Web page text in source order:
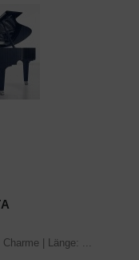
| Länge: ...